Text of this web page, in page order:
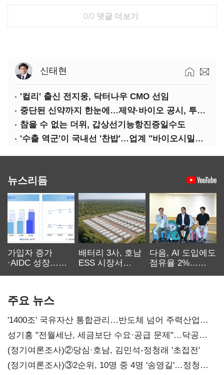
0/0 댓글 더보기
신태현
'컬리' 출신 전지웅, 닥터나우 CMO 선임
중단된 신약까지 한눈에…제약·바이오 공시, 투명해진다
참을 수 없는 더위, 갑상선기능항진증일수도
'수출 역군'이 국내선 '찬밥'…업계 "바이오시밀러 인센티브 다각화 필요"
뉴스리듬
가입자 증가
·AIDC 성장…
배터리 3사, 호남
ESS 시장서
다음, AI 도입에도
점유율 2%…
주요 뉴스
'1400조' 국유자산 통합관리…반도체 넘어 주력산업
구조혁신
성기홍 "전월세난, 세금보단 수요·공급 문제"…닥공
시사
(정기여론조사)②당심·호남, 김민석-정청래 '초접전'
(정기여론조사)③2순위, 10명 중 4명 '송영길'…정청래